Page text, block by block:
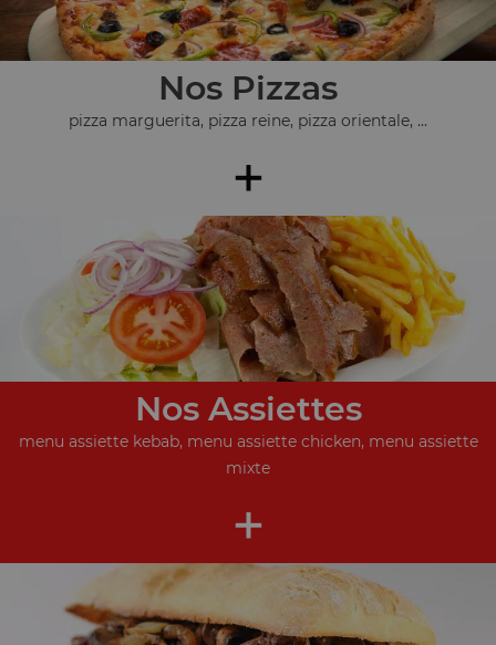
Nos Pizzas
pizza marguerita, pizza reine, pizza orientale, ...
+
Nos Assiettes
menu assiette kebab, menu assiette chicken, menu assiette
mixte
+